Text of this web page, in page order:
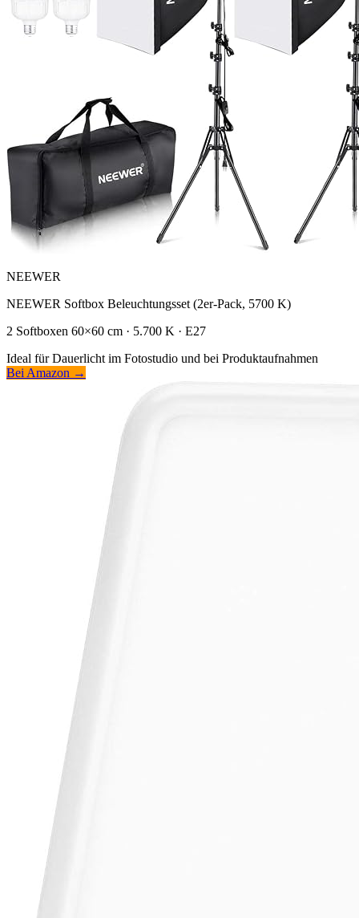
NEEWER
NEEWER Softbox Beleuchtungsset (2er-Pack, 5700 K)
2 Softboxen 60×60 cm · 5.700 K · E27
Ideal für Dauerlicht im Fotostudio und bei Produktaufnahmen
Bei Amazon →